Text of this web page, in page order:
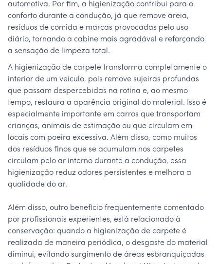
automotiva. Por fim, a higienização contribui para o
conforto durante a condução, já que remove areia,
resíduos de comida e marcas provocadas pelo uso
diário, tornando a cabine mais agradável e reforçando
a sensação de limpeza total.
A higienização de carpete transforma completamente o
interior de um veículo, pois remove sujeiras profundas
que passam despercebidas na rotina e, ao mesmo
tempo, restaura a aparência original do material. Isso é
especialmente importante em carros que transportam
crianças, animais de estimação ou que circulam em
locais com poeira excessiva. Além disso, como muitos
dos resíduos finos que se acumulam nos carpetes
circulam pelo ar interno durante a condução, essa
higienização reduz odores persistentes e melhora a
qualidade do ar.
Além disso, outro benefício frequentemente comentado
por profissionais experientes, está relacionado à
conservação: quando a higienização de carpete é
realizada de maneira periódica, o desgaste do material
diminui, evitando surgimento de áreas esbranquiçadas